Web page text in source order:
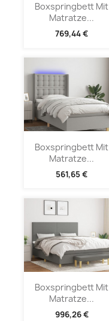
Boxspringbett Mit
Matratze...
769,44 €
Boxspringbett Mit
Matratze...
561,65 €
Boxspringbett Mit
Matratze...
996,26 €